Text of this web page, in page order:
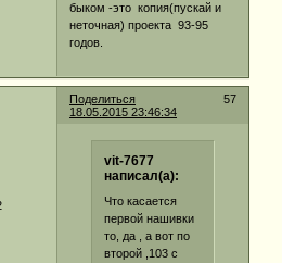
быком -это копия(пускай и
неточная) проекта 93-95
годов.
Поделиться
57
18.05.2015 23:46:34
vit-7677
написал(а):
Что касается
первой нашивки
то, да , а вот по
второй ,103 с